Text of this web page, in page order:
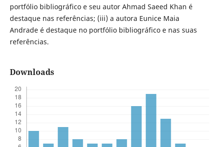
portfólio bibliográfico e seu autor Ahmad Saeed Khan é
destaque nas referências; (iii) a autora Eunice Maia
Andrade é destaque no portfólio bibliográfico e nas suas
referências.
Downloads